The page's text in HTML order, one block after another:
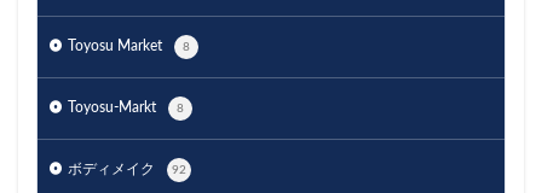
Toyosu Market 8
Toyosu-Markt 8
ボディメイク 92